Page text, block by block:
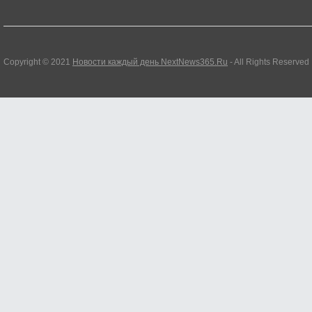
Copyright © 2021 Новости каждый день NextNews365.Ru - All Rights Reserved